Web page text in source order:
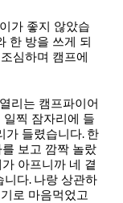
가 좋지 않았습
한 방을 쓰게 되
심하며 캠프에
리는 캠프파이어
찍 잠자리에 들
가 들렸습니다. 한
보고 깜짝 놀랐
아프니까 네 곁
니다. 나랑 상관하
로 마음먹었고